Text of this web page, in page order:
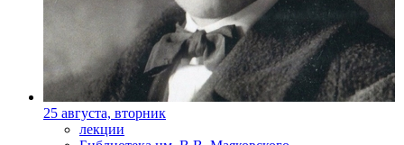
25 августа, вторник
лекции